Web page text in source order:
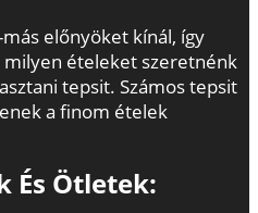
előnyöket kínál, így
ételeket szeretnénk
tepsit. Számos tepsit
a finom ételek
És Ötletek: